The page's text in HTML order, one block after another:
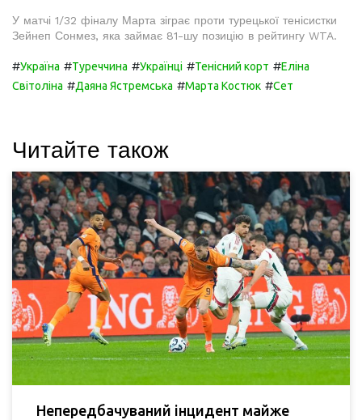
У матчі 1/32 фіналу Марта зіграє проти турецької тенісистки
Зейнеп Сонмез, яка займає 81-шу позицію в рейтингу WTA.
#Україна #Туреччина #Українці #Тенісний корт #Еліна
Світоліна #Даяна Ястремська #Марта Костюк #Сет
Читайте також
Непередбачуваний інцидент майже